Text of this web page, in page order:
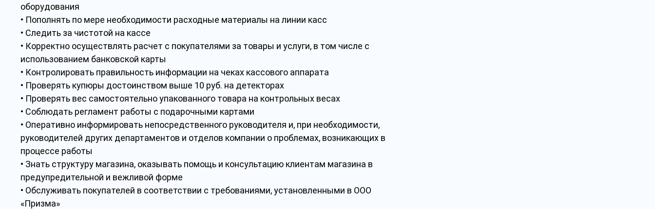
оборудования
• Пополнять по мере необходимости расходные материалы на линии касс
• Следить за чистотой на кассе
• Корректно осуществлять расчет с покупателями за товары и услуги, в том числе с
использованием банковской карты
• Контролировать правильность информации на чеках кассового аппарата
• Проверять купюры достоинством выше 10 руб. на детекторах
• Проверять вес самостоятельно упакованного товара на контрольных весах
• Соблюдать регламент работы с подарочными картами
• Оперативно информировать непосредственного руководителя и, при необходимости,
руководителей других департаментов и отделов компании о проблемах, возникающих в
процессе работы
• Знать структуру магазина, оказывать помощь и консультацию клиентам магазина в
предупредительной и вежливой форме
• Обслуживать покупателей в соответствии с требованиями, установленными в ООО
«Призма»